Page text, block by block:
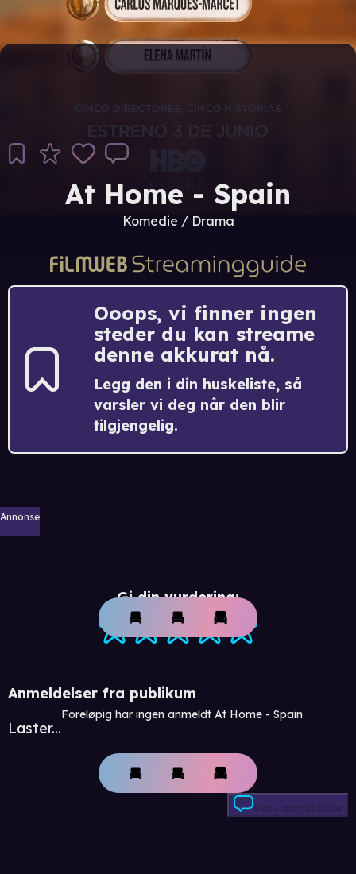
At Home - Spain
Komedie / Drama
Ooops, vi finner ingen
steder du kan streame
denne akkurat nå.
Legg den i din huskeliste, så
varsler vi deg når den blir
tilgjengelig.
Annonse
Gi din vurdering:
Anmeldelser fra publikum
Laster...
Foreløpig har ingen anmeldt At Home - Spain
Skriv anmeldelse